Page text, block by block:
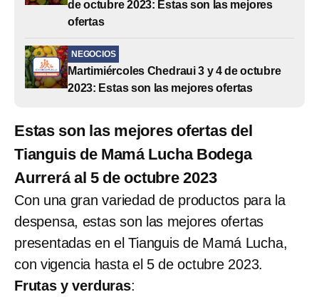
de octubre 2023: Estas son las mejores
ofertas
NEGOCIOS
Martimiércoles Chedraui 3 y 4 de octubre
2023: Estas son las mejores ofertas
Estas son las mejores ofertas del
Tianguis de Mamá Lucha Bodega
Aurrerá al 5 de octubre 2023
Con una gran variedad de productos para la
despensa, estas son las mejores ofertas
presentadas en el Tianguis de Mamá Lucha,
con vigencia hasta el 5 de octubre 2023.
Frutas y verduras: